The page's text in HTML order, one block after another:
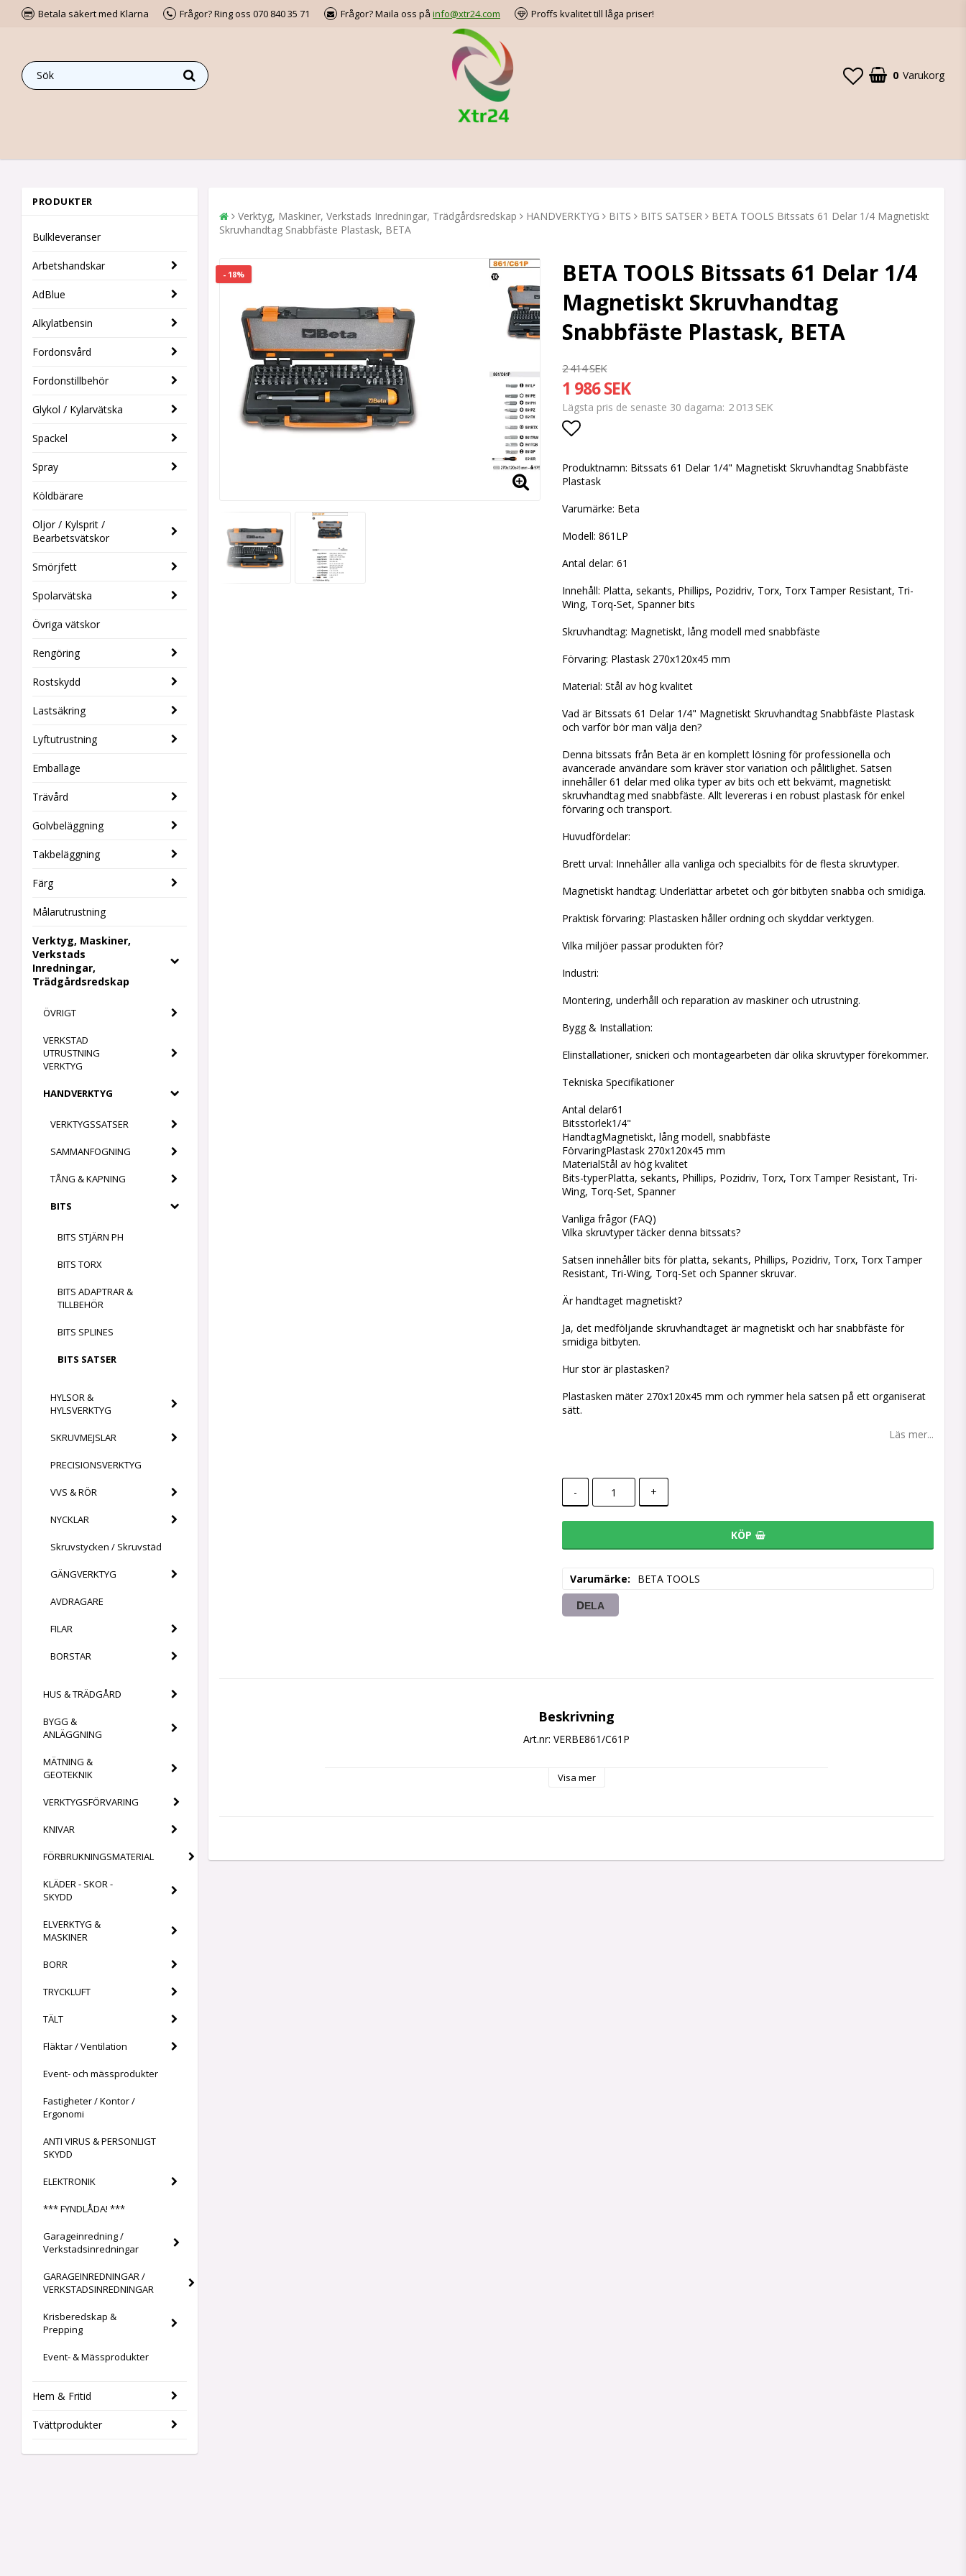
Betala säkert med Klarna Frågor? Ring oss 070 840 35 71 Frågor? Maila oss på info@xtr24.com Proffs kvalitet till låga priser!
0 Varukorg
PRODUKTER
Bulkleveranser
Arbetshandskar
AdBlue
Alkylatbensin
Fordonsvård
Fordonstillbehör
Glykol / Kylarvätska
Spackel
Spray
Köldbärare
Oljor / Kylsprit /
Bearbetsvätskor
Smörjfett
Spolarvätska
Övriga vätskor
Rengöring
Rostskydd
Lastsäkring
Lyftutrustning
Emballage
Trävård
Golvbeläggning
Takbeläggning
Färg
Målarutrustning
Verktyg, Maskiner,
Verkstads
Inredningar,
Trädgårdsredskap
ÖVRIGT
VERKSTAD
UTRUSTNING
VERKTYG
HANDVERKTYG
VERKTYGSSATSER
SAMMANFOGNING
TÅNG & KAPNING
BITS
BITS STJÄRN PH
BITS TORX
BITS ADAPTRAR &
TILLBEHÖR
BITS SPLINES
BITS SATSER
HYLSOR &
HYLSVERKTYG
SKRUVMEJSLAR
PRECISIONSVERKTYG
VVS & RÖR
NYCKLAR
Skruvstycken / Skruvstäd
GÄNGVERKTYG
AVDRAGARE
FILAR
BORSTAR
HUS & TRÄDGÅRD
BYGG &
ANLÄGGNING
MÄTNING &
GEOTEKNIK
VERKTYGSFÖRVARING
KNIVAR
FÖRBRUKNINGSMATERIAL
KLÄDER - SKOR -
SKYDD
ELVERKTYG &
MASKINER
BORR
TRYCKLUFT
TÄLT
Fläktar / Ventilation
Event- och mässprodukter
Fastigheter / Kontor /
Ergonomi
ANTI VIRUS & PERSONLIGT
SKYDD
ELEKTRONIK
*** FYNDLÅDA! ***
Garageinredning /
Verkstadsinredningar
GARAGEINREDNINGAR /
VERKSTADSINREDNINGAR
Krisberedskap &
Prepping
Event- & Mässprodukter
Hem & Fritid
Tvättprodukter
Verktyg, Maskiner, Verkstads Inredningar, Trädgårdsredskap HANDVERKTYG BITS BITS SATSER
BETA TOOLS Bitssats 61 Delar 1/4 Magnetiskt
Skruvhandtag Snabbfäste Plastask, BETA
- 18%
BETA TOOLS Bitssats 61 Delar 1/4
Magnetiskt Skruvhandtag
Snabbfäste Plastask, BETA
2 414 SEK
1 986 SEK
Lägsta pris de senaste 30 dagarna 2 013 SEK
Produktnamn: Bitssats 61 Delar 1/4" Magnetiskt Skruvhandtag Snabbfäste
Plastask
Varumärke: Beta
Modell: 861LP
Antal delar: 61
Innehåll: Platta, sekants, Phillips, Pozidriv, Torx, Torx Tamper Resistant, Tri-
Wing, Torq-Set, Spanner bits
Skruvhandtag: Magnetiskt, lång modell med snabbfäste
Förvaring: Plastask 270x120x45 mm
Material: Stål av hög kvalitet
Vad är Bitssats 61 Delar 1/4" Magnetiskt Skruvhandtag Snabbfäste Plastask
och varför bör man välja den?
Denna bitssats från Beta är en komplett lösning för professionella och
avancerade användare som kräver stor variation och pålitlighet. Satsen
innehåller 61 delar med olika typer av bits och ett bekvämt, magnetiskt
skruvhandtag med snabbfäste. Allt levereras i en robust plastask för enkel
förvaring och transport.
Huvudfördelar:
Brett urval: Innehåller alla vanliga och specialbits för de flesta skruvtyper.
Magnetiskt handtag: Underlättar arbetet och gör bitbyten snabba och smidiga.
Praktisk förvaring: Plastasken håller ordning och skyddar verktygen.
Vilka miljöer passar produkten för?
Industri:
Montering, underhåll och reparation av maskiner och utrustning.
Bygg & Installation:
Elinstallationer, snickeri och montagearbeten där olika skruvtyper förekommer.
Tekniska Specifikationer
Antal delar61
Bitsstorlek1/4"
HandtagMagnetiskt, lång modell, snabbfäste
FörvaringPlastask 270x120x45 mm
MaterialStål av hög kvalitet
Bits-typerPlatta, sekants, Phillips, Pozidriv, Torx, Torx Tamper Resistant, Tri-
Wing, Torq-Set, Spanner
Vanliga frågor (FAQ)
Vilka skruvtyper täcker denna bitssats?
Satsen innehåller bits för platta, sekants, Phillips, Pozidriv, Torx, Torx Tamper
Resistant, Tri-Wing, Torq-Set och Spanner skruvar.
Är handtaget magnetiskt?
Ja, det medföljande skruvhandtaget är magnetiskt och har snabbfäste för
smidiga bitbyten.
Hur stor är plastasken?
Plastasken mäter 270x120x45 mm och rymmer hela satsen på ett organiserat
sätt.
Läs mer...
- +
KÖP
Varumärke BETA TOOLS
DELA
Beskrivning
Art.nr: VERBE861/C61P
Visa mer